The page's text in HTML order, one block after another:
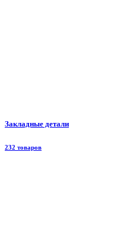
Закладные детали
232 товаров